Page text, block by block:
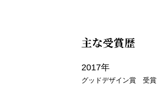
主な受賞歴
2017年
グッドデザイン賞 受賞